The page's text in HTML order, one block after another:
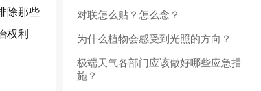
除那些
权利
对联怎么贴？怎么念？
为什么植物会感受到光照的方向？
极端天气各部门应该做好哪些应急措
施？